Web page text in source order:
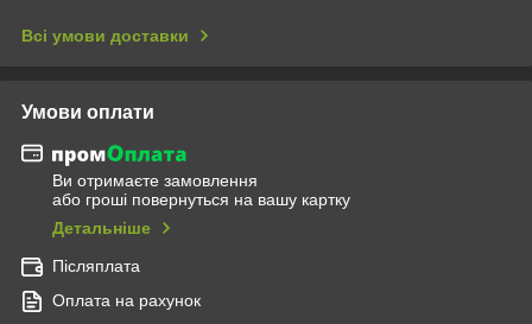
Всі умови доставки
Умови оплати
Ви отримаєте замовлення
або гроші повернуться на вашу картку
Детальніше
Післяплата
Оплата на рахунок